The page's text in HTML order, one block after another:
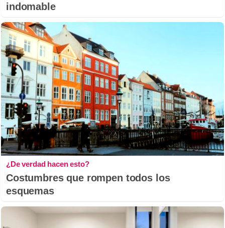
indomable
¿De verdad hacen esto?
Costumbres que rompen todos los
esquemas